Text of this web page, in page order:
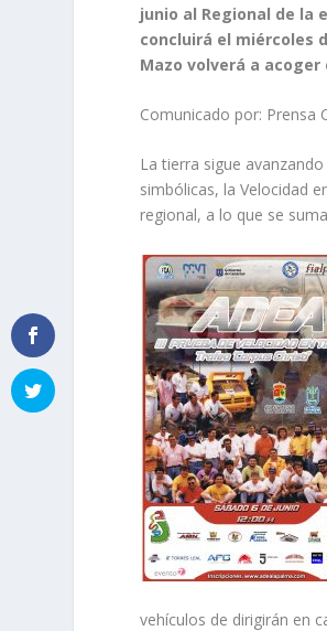
junio al Regional de la
concluirá el miércoles
Mazovolverá a acoger
Comunicado por: Prensa
La tierra sigue
simbólicas, la Velocidad
regional, a lo que se
vehículos de dirigirán en